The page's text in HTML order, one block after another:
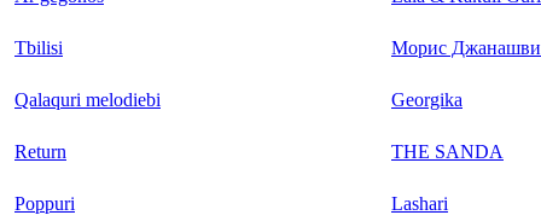
Tbilisi Морис
Qalaquri melodiebi Georgika
Return THE SANDA
Poppuri Lashari